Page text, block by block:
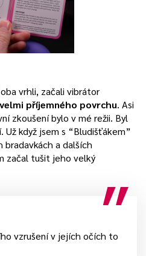
vrhli, začali vibrátor
velmi příjemného povrchu. Asi
zkoušení bylo v mé režii. Byl
Už když jsem s “Bludišťákem”
a dalších
začal tušit jeho velký
vzrušení v jejích očích to